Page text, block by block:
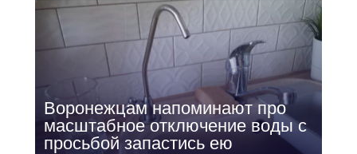
Воронежцам напоминают про
масштабное отключение воды с
просьбой запастись ею